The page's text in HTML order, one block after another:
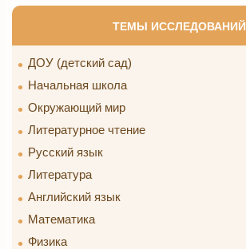
ТЕМЫ ИССЛЕДОВАНИЙ
ДОУ (детский сад)
Начальная школа
Окружающий мир
Литературное чтение
Русский язык
Литература
Английский язык
Математика
Физика